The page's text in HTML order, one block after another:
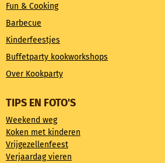
Fun & Cooking
Barbecue
Kinderfeestjes
Buffetparty kookworkshops
Over Kookparty
TIPS EN FOTO'S
Weekend weg
Koken met kinderen
Vrijgezellenfeest
Verjaardag vieren